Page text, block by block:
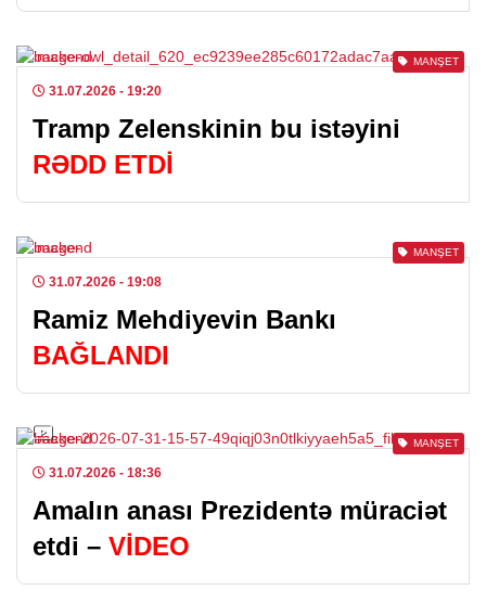
MANŞET
31.07.2026 - 19:20
Tramp Zelenskinin bu istəyini
RƏDD ETDİ
MANŞET
31.07.2026 - 19:08
Ramiz Mehdiyevin Bankı
BAĞLANDI
MANŞET
31.07.2026 - 18:36
Amalın anası Prezidentə müraciət
etdi – VİDEO